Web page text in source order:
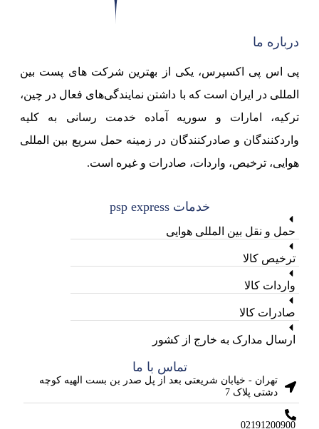
درباره ما
پی اس پی اکسپرس، یکی از بهترین شرکت های پست بین
المللی در ایران است که با داشتن نمایندگی‌های فعال در چین،
ترکیه، امارات و سوریه آماده خدمت رسانی به کلیه
واردکنندگان و صادرکنندگان در زمینه حمل سریع بین المللی
هوایی، ترخیص، واردات، صادرات و غیره است.
خدمات psp express
حمل و نقل بین المللی هوایی
ترخیص کالا
واردات کالا
صادرات کالا
ارسال مدارک به خارج از کشور
تماس با ما
تهران - خیابان شریعتی بعد از پل صدر بن بست الهیه کوچه
دشتی پلاک 7
02191200900